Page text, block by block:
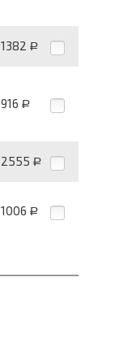
1382 Р
916 Р
2555 Р
1006 Р